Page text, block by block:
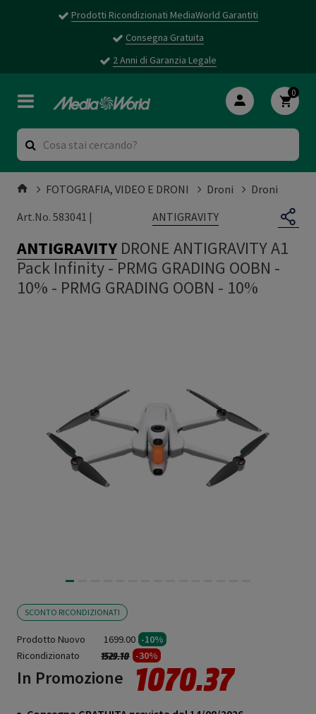
Prodotti Ricondizionati MediaWorld Garantiti
Consegna Gratuita
2 Anni di Garanzia Legale
0
FOTOGRAFIA, VIDEO E DRONI Droni
Droni
Art.No. 583041 |
ANTIGRAVITY
ANTIGRAVITY DRONE ANTIGRAVITY A1
Pack Infinity - PRMG GRADING OOBN -
10% - PRMG GRADING OOBN - 10%
SCONTO RICONDIZIONATI
Prodotto Nuovo 1699.00 -10%
Ricondizionato
Prezzo ridotto da
1529.10a -30%
In Promozione 1070.37